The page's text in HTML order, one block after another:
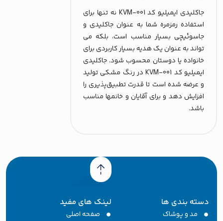
جاکلیدی ایمیلیو کد KVM-001 نه تنها برای
استفاده رمزمره شما به عنوان جاکلیدی و
جاسوئیچی بسیار مناسب است، بلکه می
تواند به عنوان یک هدیه بسیار کاربردی برای
خانواده یا دوستان محسوب شود. جاکلیدی
ایمیلیو کد KVM-001 در رنگ مشکی تولید
و عرضه شده است تا قدرت تطبیق‌پذیری را
افزایش دهد و برای آقایان و خانمها مناسب
بندی ها
مد و پوشاک
لینک های مفید
صفحه اصلی